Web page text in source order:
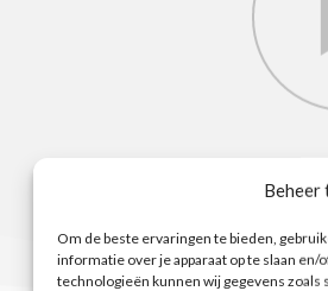
Beheer
Om de beste ervaringen te bieden,
informatie over je apparaat op te slaan
technologieën kunnen wij gegevens zoals